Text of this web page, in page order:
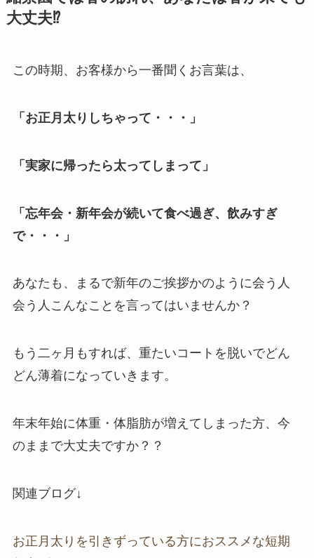
大丈夫⁉
この時期、お客様から一番聞くお言葉は、
「お正月太りしちゃって・・・」
「実家に帰ったら太ってしまって」
「忘年会・新年会が続いて食べ過ぎ、飲みすぎ
で・・・」
あなたも、まるで新年のご挨拶かのように会う人
会う人こんなことを言ってはいませんか？
もう二ヶ月もすれば、重たいコートを脱いでどん
どん薄着になっていきます。
年末年始に体重・体脂肪が増えてしまった方、今
のままで大丈夫ですか？？
関連ブログ↓
お正月太りを引きずっている方におススメな短期